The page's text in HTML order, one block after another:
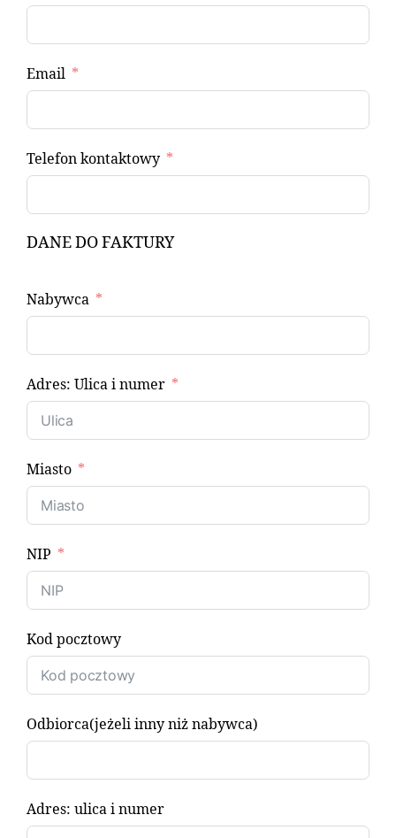
Email
Telefon kontaktowy
DANE DO FAKTURY
Nabywca
Adres: Ulica i numer
Miasto
NIP
Kod pocztowy
Odbiorca(jeżeli inny niż nabywca)
Adres: ulica i numer